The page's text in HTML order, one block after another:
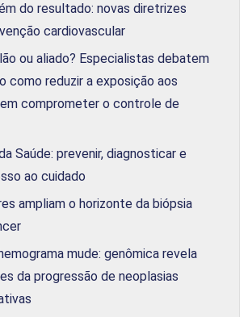
do resultado: novas diretrizes
cardiovascular
ou aliado? Especialistas debatem
como reduzir a exposição aos
comprometer o controle de
Saúde: prevenir, diagnosticar e
ao cuidado
ampliam o horizonte da biópsia
mude: genômica revela
da progressão de neoplasias